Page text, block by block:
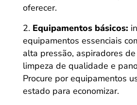
oferecer.
Equipamentos básicos:
equipamentos essenciais
alta pressão, aspiradores
limpeza de qualidade e
Procure por equipamentos
estado para economizar.